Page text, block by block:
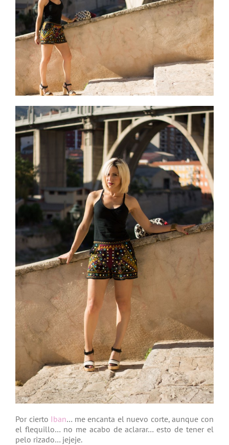
Por cierto Iban… me encanta el nuevo corte, aunque con
el flequillo… no me acabo de aclarar… esto de tener el
pelo rizado… jejeje.